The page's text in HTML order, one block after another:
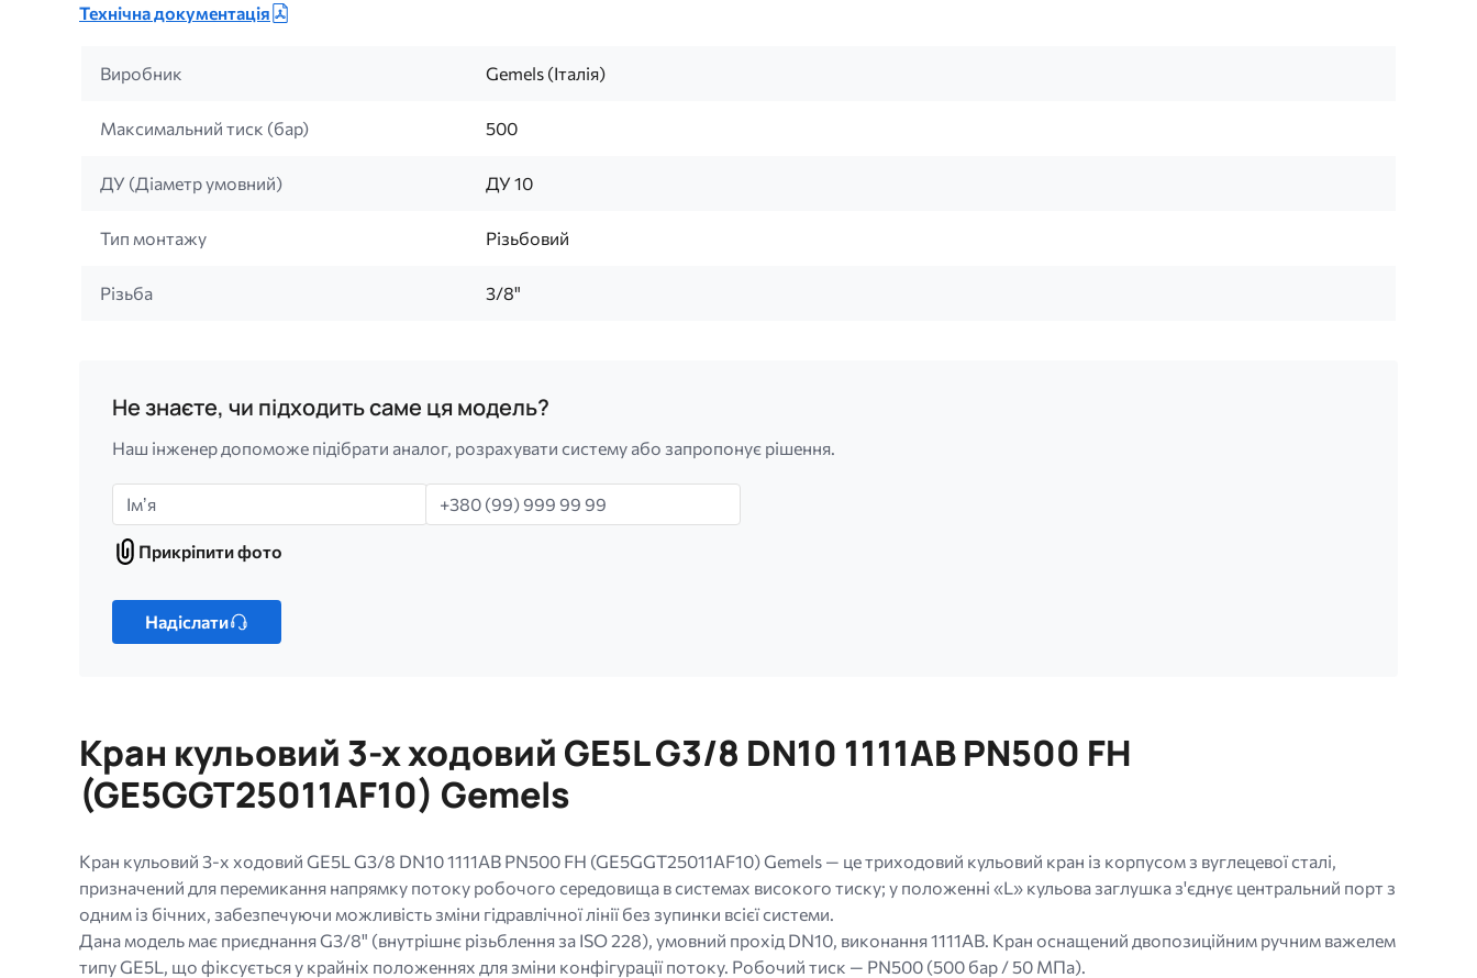
Технічна документація
Виробник Gemels (Італія)
Максимальний тиск (бар) 500
ДУ (Діаметр умовний) ДУ 10
Тип монтажу Різьбовий
Різьба 3/8"
Не знаєте, чи підходить саме ця модель?
Наш інженер допоможе підібрати аналог, розрахувати систему або запропонує рішення.
Імʼя Телефон
Прикріпити
Прикріпити фото
один
файл.
Дозволені
gif
Надіслати
Кран кульовий 3-х ходовий GE5L G3/8 DN10 1111AB PN500 FH
(GE5GGT25011AF10) Gemels
Кран кульовий 3-х ходовий GE5L G3/8 DN10 1111AB PN500 FH (GE5GGT25011AF10) Gemels — це триходовий кульовий кран із корпусом з вуглецевої сталі,
призначений для перемикання напрямку потоку робочого середовища в системах високого тиску; у положенні «L» кульова заглушка з'єднує центральний порт з
одним із бічних, забезпечуючи можливість зміни гідравлічної лінії без зупинки всієї системи.
Дана модель має приєднання G3/8" (внутрішнє різьблення за ISO 228), умовний прохід DN10, виконання 1111AB. Кран оснащений двопозиційним ручним важелем
типу GE5L, що фіксується у крайніх положеннях для зміни конфігурації потоку. Робочий тиск — PN500 (500 бар / 50 МПа).